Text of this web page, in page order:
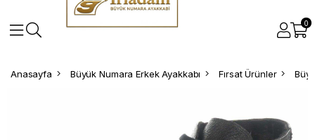
0
Anasayfa Büyük Numara Erkek Ayakkabı Fırsat Ürünler